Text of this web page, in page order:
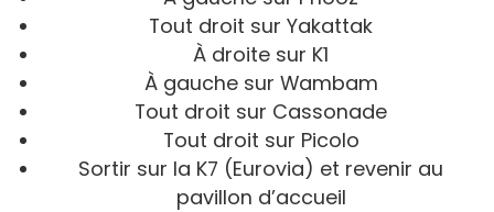
Tout droit sur Yakattak
À droite sur K1
À gauche sur Wambam
Tout droit sur Cassonade
Tout droit sur Picolo
Sortir sur la K7 (Eurovia) et revenir au
pavillon d’accueil